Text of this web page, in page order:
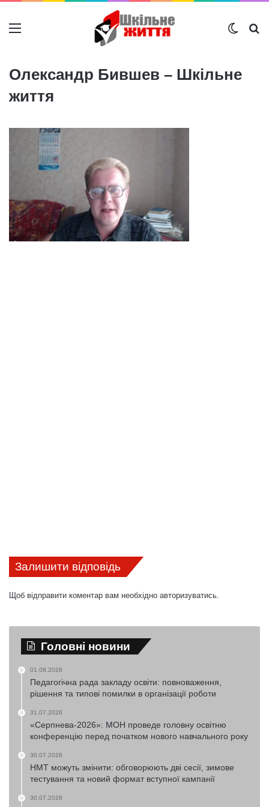
Меню
Олександр Бившев – Шкільне
життя
Залишити відповідь
Щоб відправити коментар вам необхідно авторизуватись.
Головні новини
01.08.2026
Педагогічна рада закладу освіти: повноваження,
рішення та типові помилки в організації роботи
31.07.2026
«Серпнева-2026»: МОН проведе головну освітню
конференцію перед початком нового навчального року
30.07.2026
НМТ можуть змінити: обговорюють дві сесії, зимове
тестування та новий формат вступної кампанії
30.07.2026